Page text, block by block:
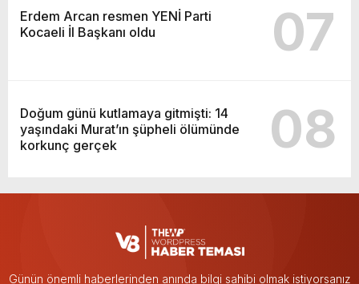
Erdem Arcan resmen YENİ Parti
Kocaeli İl Başkanı oldu
07
Doğum günü kutlamaya gitmişti: 14
yaşındaki Murat’ın şüpheli ölümünde
korkunç gerçek
08
Günün önemli haberlerinden anında bilgi sahibi olmak istiyorsanız